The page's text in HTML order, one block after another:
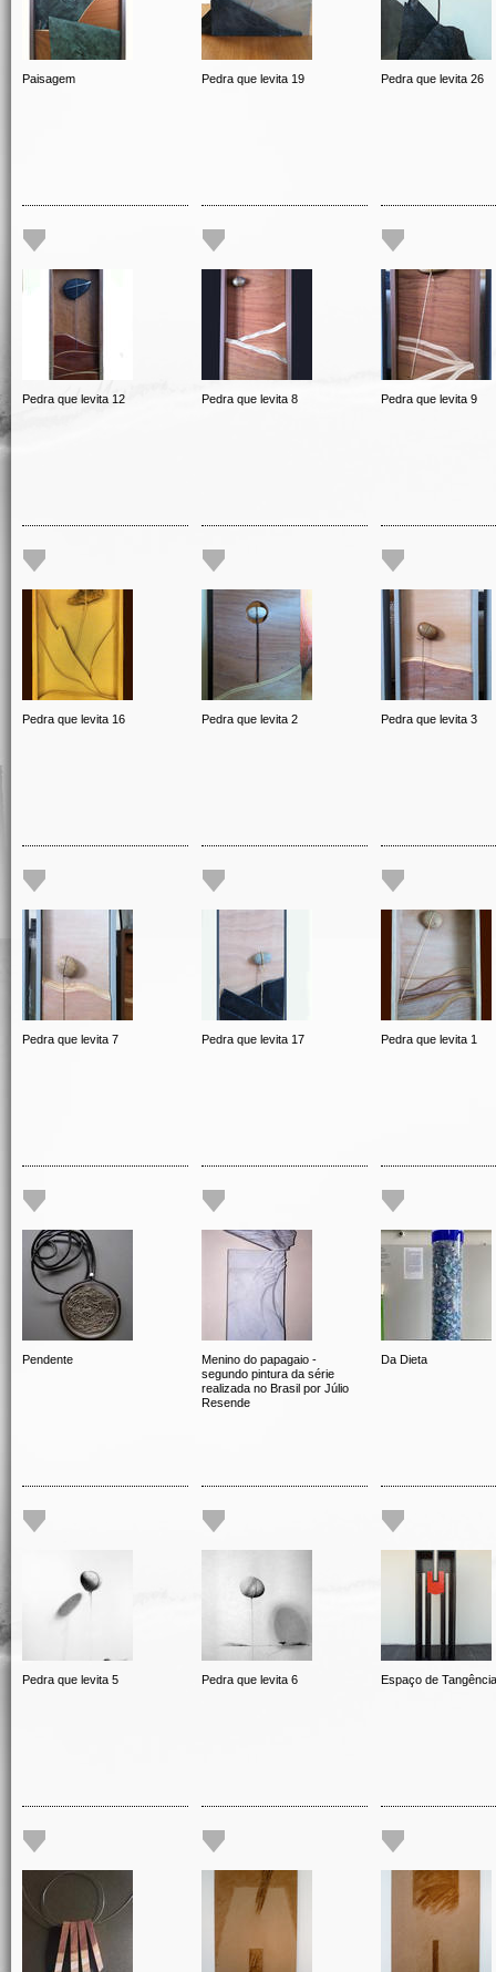
Paisagem Pedra que levita 19 Pedra que levita 26
Pedra que levita 12 Pedra que levita 8 Pedra que levita 9
Pedra que levita 16 Pedra que levita 2 Pedra que levita 3
Pedra que levita 7 Pedra que levita 17 Pedra que levita 1
Pendente
Menino do papagaio -
segundo pintura da série
realizada no Brasil por Júlio
Resende
Da Dieta
Pedra que levita 5 Pedra que levita 6 Espaço de Tangência